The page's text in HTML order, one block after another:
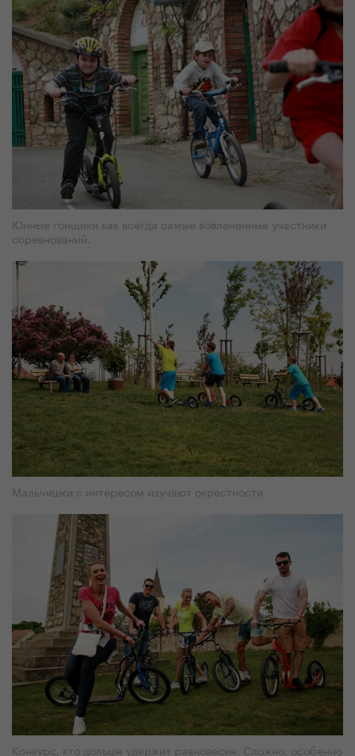
Юнные гонщики как всегда самые вовлеченные участники
соревнований.
Мальчишки с интересом изучают окрестности
Конкурс, кто дольше удержит равновесие. Сложно, особенно